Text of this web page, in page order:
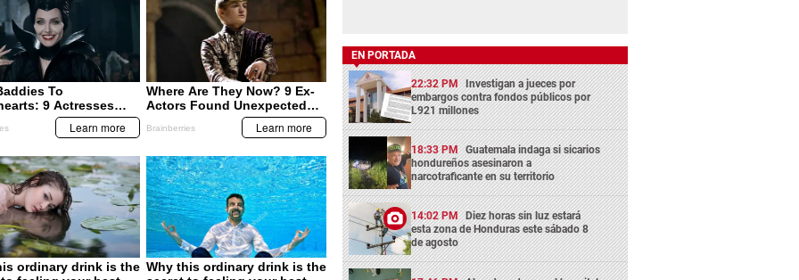
EN PORTADA
22:32 PM Investigan a jueces por
embargos contra fondos públicos por
L921 millones
18:33 PM Guatemala indaga si sicarios
hondureños asesinaron a
narcotraficante en su territorio
14:02 PM Diez horas sin luz estará
esta zona de Honduras este sábado 8
de agosto